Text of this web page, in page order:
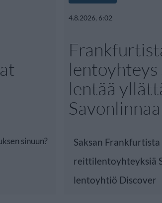
sinuun?
4.8.2026, 6:02
lentoyhteys
lentää
Saksan
reittilentoyhteyksiä
lentoyhtiö Discover